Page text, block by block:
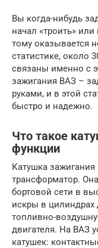
Вы когда-нибудь
начал «троить»
тому оказывается
статистике, около
связаны именно с
зажигания ВАЗ –
руками, и в этой
быстро и надежно.
Что такое
функции
Катушка
трансформатор.
бортовой сети в
искры в цилиндрах
топливно-
двигателя. На ВАЗ
катушек: